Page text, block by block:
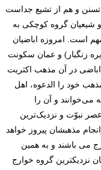
تسنن و هم از تشیع جداست
شیعیان گروه کوچکی به
است. امروزه اباضیان
زنگبار) و عمان سکونت
در آن مذهب اکثریت
خود را الدعوه، اهل
می‌خوانند و آن را
نبوّت و نزدیک‌ترین
مذهبشان پیروز خواهد
می باشند و به همین
نزدیکترین گروه خوارج